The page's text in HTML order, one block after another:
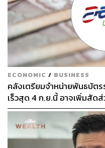
ECONOMIC / BUSINESS
คลังเตรียมจำหน่ายพันธบัต
เร็วสุด 4 ก.ย.นี้ อาจเพิ่มสัด
First มากขึ้น